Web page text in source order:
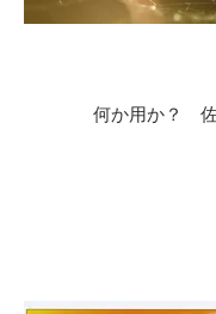
何か用か？